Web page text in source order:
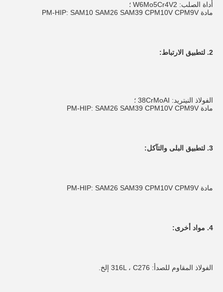
أداة الصلب: W6Mo5Cr4V2 ؛
مادة PM-HIP: SAM10 SAM26 SAM39 CPM10V CPM9V
2. لتطبيق الارتباط:
الفولاذ النيتريد: 38CrMoAI ؛
مادة PM-HIP: SAM26 SAM39 CPM10V CPM9V
3. لتطبيق البلى والتآكل:
مادة PM-HIP: SAM26 SAM39 CPM10V CPM9V
4. مواد أخرى:
الفولاذ المقاوم للصدأ: 316L ، C276 إلخ.